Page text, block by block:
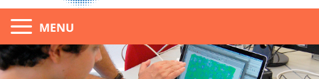
MENU